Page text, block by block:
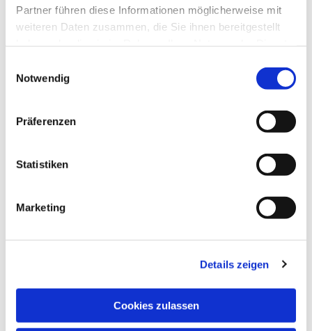
Partner führen diese Informationen möglicherweise mit
weiteren Daten zusammen, die Sie ihnen bereitgestellt
Notwendig
Präferenzen
Statistiken
Marketing
Details zeigen
Cookies zulassen
Dies könnte Sie auch